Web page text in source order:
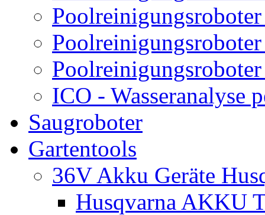
ICO - Wasseranalyse
Saugroboter
Gartentools
36V Akku Geräte
Husqvarna AKKU